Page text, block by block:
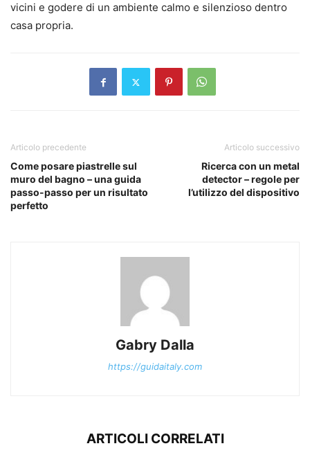
vicini e godere di un ambiente calmo e silenzioso dentro
casa propria.
Articolo precedente
Come posare piastrelle sul
muro del bagno – una guida
passo-passo per un risultato
perfetto
Articolo successivo
Ricerca con un metal
detector – regole per
l’utilizzo del dispositivo
Gabry Dalla
https://guidaitaly.com
ARTICOLI CORRELATI